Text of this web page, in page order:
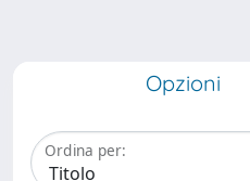
Opzioni
Ordina per: